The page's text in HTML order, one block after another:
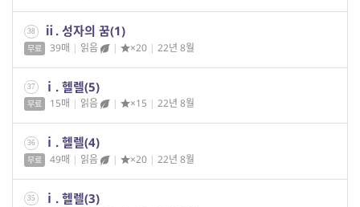
38 ⅱ. 성자의 꿈(1)
무료 39매 | 읽음 | ×20 | 22년 8월
37 ⅰ. 헬렐(5)
무료 15매 | 읽음 | ×15 | 22년 8월
36 ⅰ. 헬렐(4)
무료 49매 | 읽음 | ×20 | 22년 8월
35 ⅰ. 헬렐(3)